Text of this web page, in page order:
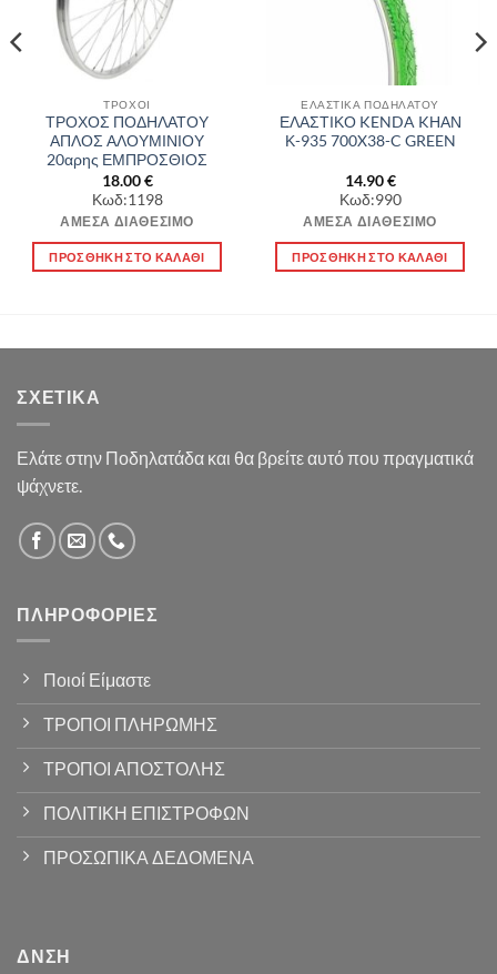
ΤΡΟΧΟΙ
ΤΡΟΧΟΣ ΠΟΔΗΛΑΤΟΥ
ΑΠΛΟΣ ΑΛΟΥΜΙΝΙΟΥ
20αρης ΕΜΠΡΟΣΘΙΟΣ
18.00€
Κωδ:1198
ΆΜΕΣΑ ΔΙΑΘΈΣΙΜΟ
ΠΡΟΣΘΉΚΗ ΣΤΟ ΚΑΛΆΘΙ
ΕΛΑΣΤΙΚΑ ΠΟΔΗΛΑΤΟΥ
ΕΛΑΣΤΙΚΟ KENDA KΗΑΝ
Κ-935 700X38-C GREEN
14.90€
Κωδ:990
ΆΜΕΣΑ ΔΙΑΘΈΣΙΜΟ
ΠΡΟΣΘΉΚΗ ΣΤΟ ΚΑΛΆΘΙ
ΣΧΕΤΙΚΆ
Ελάτε στην Ποδηλατάδα και θα βρείτε αυτό που πραγματικά
ψάχνετε.
ΠΛΗΡΟΦΟΡΊΕΣ
Ποιοί Είμαστε
ΤΡΟΠΟΙ ΠΛΗΡΩΜΗΣ
ΤΡΟΠΟΙ ΑΠΟΣΤΟΛΗΣ
ΠΟΛΙΤΙΚΗ ΕΠΙΣΤΡΟΦΩΝ
ΠΡΟΣΩΠΙΚΑ ΔΕΔΟΜΕΝΑ
ΔΝΣΗ